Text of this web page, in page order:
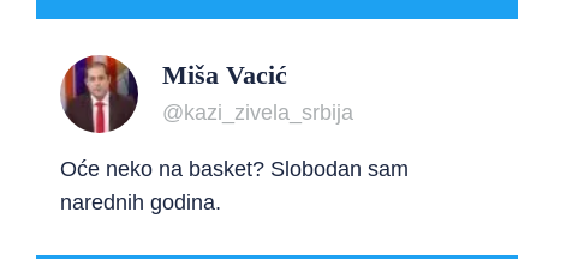
Miša Vacić
@kazi_zivela_srbija
Oće neko na basket? Slobodan sam
narednih godina.